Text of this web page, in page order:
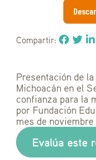
Compartir:
Presentación de
Michoacán en el
confianza para la
por Fundación
mes de noviembre
Evalúa este